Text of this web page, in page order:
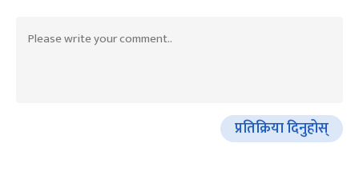
प्रतिक्रिया दिनुहोस्